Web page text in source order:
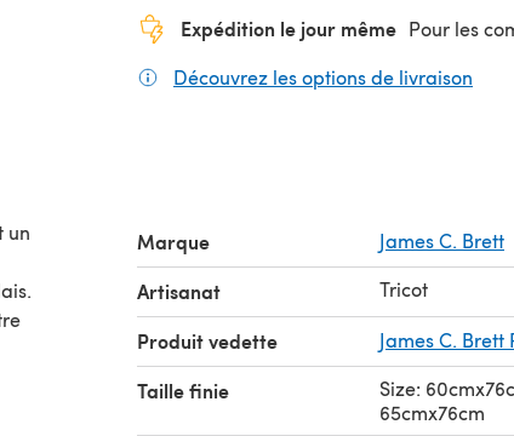
Expédition le jour même Pour les
Découvrez les options de livraison
un
Marque James C. Brett
Artisanat Tricot
Produit vedette James C.
Taille finie
Size:
65cmx76cm